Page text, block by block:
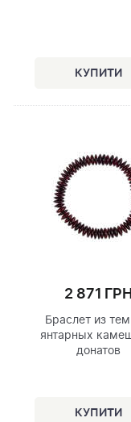
2 871 ГРН
Браслет из
янтарных
донатов